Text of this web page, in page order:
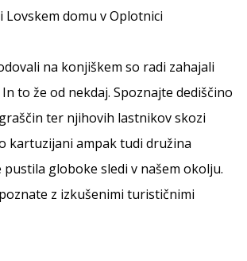
Lovskem domu v Oplotnici
na konjiškem so radi zahajali
to že od nekdaj. Spoznajte dediščino
ter njihovih lastnikov skozi
kartuzijani ampak tudi družina
globoke sledi v našem okolju.
z izkušenimi turističnimi